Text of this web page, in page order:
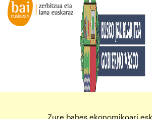
Zure babes ekonomikoari